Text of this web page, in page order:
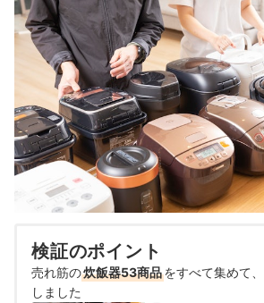
検証のポイント
売れ筋の炊飯器53商品をすべて集めて、
しました